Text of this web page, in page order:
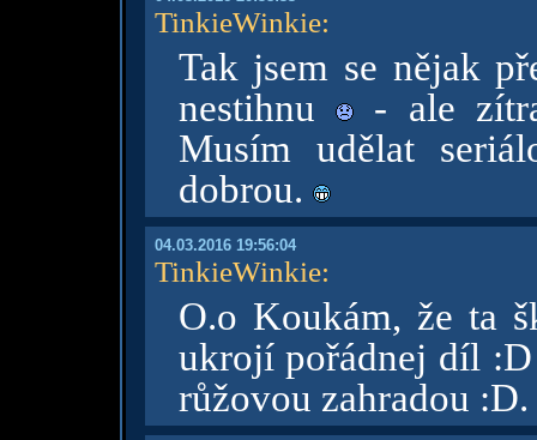
TinkieWinkie:
Tak jsem se nějak
nestihnu
- ale
Musím udělat
dobrou.
04.03.2016 19:56:04
TinkieWinkie:
O.o Koukám, že ta
ukrojí pořádnej díl
růžovou zahradou